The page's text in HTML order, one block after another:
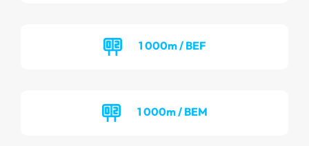
1 000m / BEF
1 000m / BEM